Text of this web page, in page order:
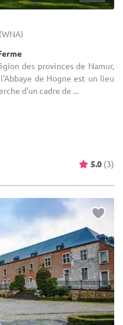
des provinces de Namur,
de Hogne est un lieu
d'un cadre de ...
5.0 (3)